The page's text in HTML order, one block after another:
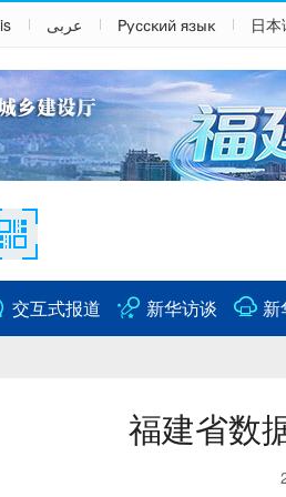
عربى Русский язык 日本
交互式报道 新华访谈 新
福建省数